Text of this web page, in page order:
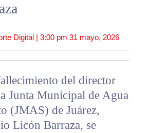
Digital | 3:00 pm 31 mayo, 2026
del director
Junta Municipal de Agua
(JMAS) de Juárez,
Licón Barraza, se